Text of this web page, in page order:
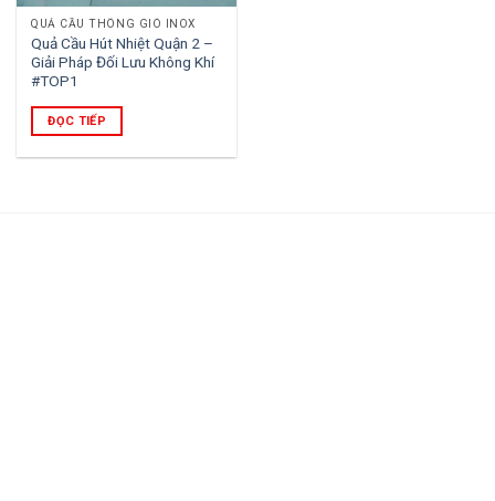
QUẢ CẦU THÔNG GIÓ INOX
Quả Cầu Hút Nhiệt Quận 2 –
Giải Pháp Đối Lưu Không Khí
#TOP1
ĐỌC TIẾP